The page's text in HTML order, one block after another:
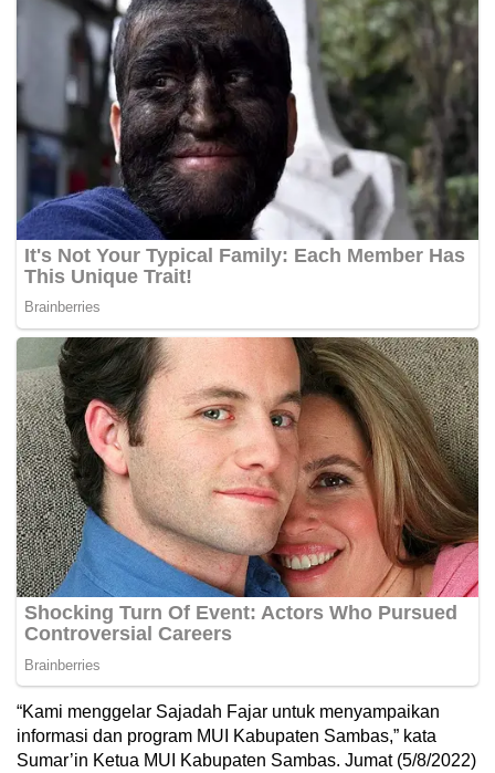
“Kami menggelar Sajadah Fajar untuk menyampaikan
informasi dan program MUI Kabupaten Sambas,” kata
Sumar’in Ketua MUI Kabupaten Sambas. Jumat (5/8/2022)